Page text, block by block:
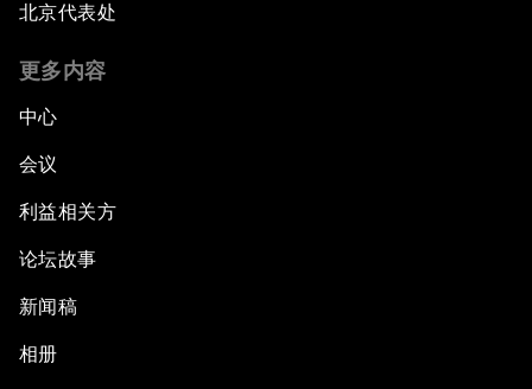
北京代表处
更多内容
中心
会议
利益相关方
论坛故事
新闻稿
相册